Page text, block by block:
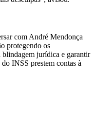
com André Mendonça
protegendo os
jurídica e garantir
INSS prestem contas à